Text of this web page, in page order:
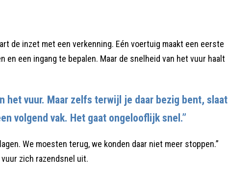
de inzet met een verkenning. Eén voertuig maakt een eerste
en een ingang te bepalen. Maar de snelheid van het vuur haalt
het vuur. Maar zelfs terwijl je daar bezig bent, slaat
volgend vak. Het gaat ongelooflijk snel.”
We moesten terug, we konden daar niet meer stoppen.”
zich razendsnel uit.